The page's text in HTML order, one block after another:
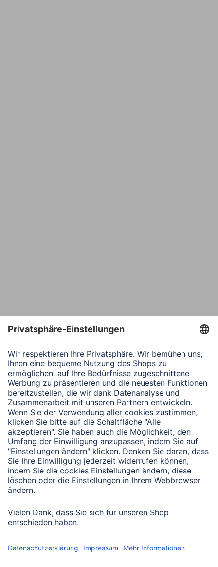
Verbleibende Zeichen: 1000/ 1000
Senden
Mit Absenden des Formulars bestätigen Sie, dass Sie unsere
Datenschutzbestimmungen zur Formulardatenverarbeitung zur
Datenschutz